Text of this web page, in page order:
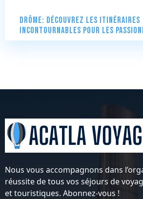
Drôme: Découvrez les itinéraires
incontournables pour les
Nous vous accompagnons dans
réussite de tous vos séjours de
et touristiques. Abonnez-vous !